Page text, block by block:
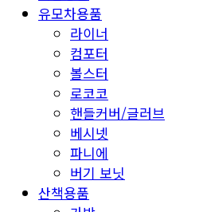
유모차용품
라이너
컴포터
볼스터
로코코
핸들커버/글러브
베시넷
파니에
버기 보닛
산책용품